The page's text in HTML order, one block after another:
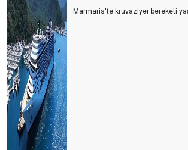
Marmaris'te kruvaziyer bereketi